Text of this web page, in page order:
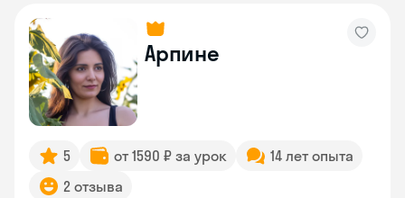
Арпине
5 от 1590 ₽ за урок
14 лет опыта
2 отзыва